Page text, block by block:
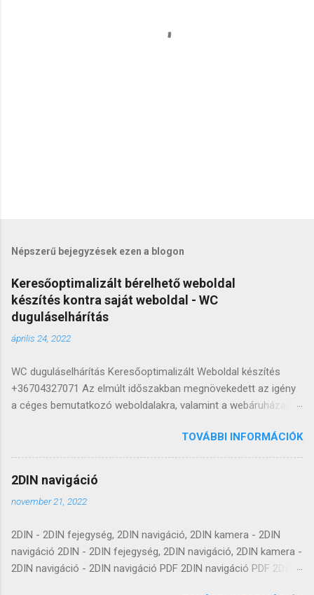
Népszerű bejegyzések ezen a blogon
Keresőoptimalizált bérelhető weboldal
készítés kontra saját weboldal - WC
duguláselhárítás
április 24, 2022
WC duguláselhárítás Keresőoptimalizált Weboldal készítés
+36704327071 Az elmúlt időszakban megnövekedett az igény
a céges bemutatkozó weboldalakra, valamint a webáruházakra,
értékesítő, aki online jelenlét hiányában is képes lenne
hosszútávon fennmaradni. A cégek két irányban tudnak
gondolkodni: saját vagy bérelhető weboldalban. Sok éve
foglalkozom keresőoptimalizált bérelhető weboldal
készítéssel, valamint természetesen olyan honlapokkal is,
maradnak. Az évek során több 100 bemutatkozó honlapot és
webáruházat adtam át sikeresen, így jól látom, mikor, melyik
lehetőséget érdemesebb inkább választani. Az alábbi sorokkal
TOVÁBBI INFORMÁCIÓK
2DIN navigáció
november 21, 2022
2DIN - 2DIN fejegység, 2DIN navigáció, 2DIN kamera - 2DIN
navigáció 2DIN - 2DIN fejegység, 2DIN navigáció, 2DIN kamera -
2DIN navigáció - 2DIN navigáció PDF 2DIN navigáció PDF 2DIN -